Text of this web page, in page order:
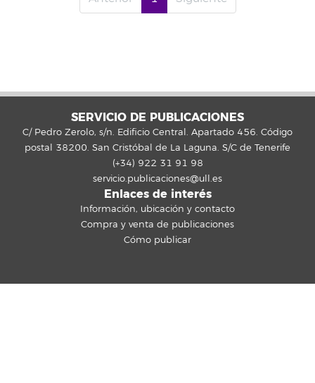
SERVICIO DE PUBLICACIONES
C/ Pedro Zerolo, s/n. Edificio Central. Apartado 456. Código
postal 38200. San Cristóbal de La Laguna. S/C de Tenerife
(+34) 922 31 91 98
servicio.publicaciones@ull.es
Enlaces de interés
Información, ubicación y contacto
Compra y venta de publicaciones
Cómo publicar